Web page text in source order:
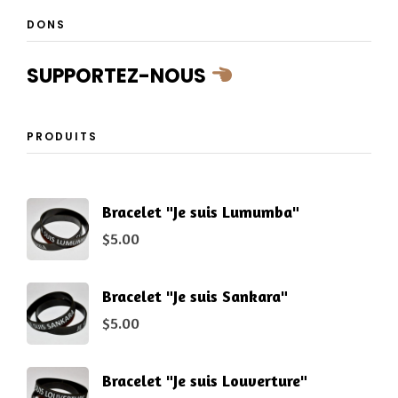
DONS
SUPPORTEZ-NOUS
PRODUITS
Bracelet "Je suis Lumumba"
$5.00
Bracelet "Je suis Sankara"
$5.00
Bracelet "Je suis Louverture"